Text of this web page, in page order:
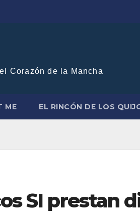
Corazón de la Mancha
ME EL RINCÓN DE LOS
SI prestan